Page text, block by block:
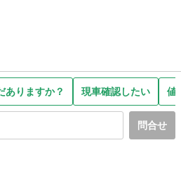
ありますか？ 現車確認したい 値
問合せ